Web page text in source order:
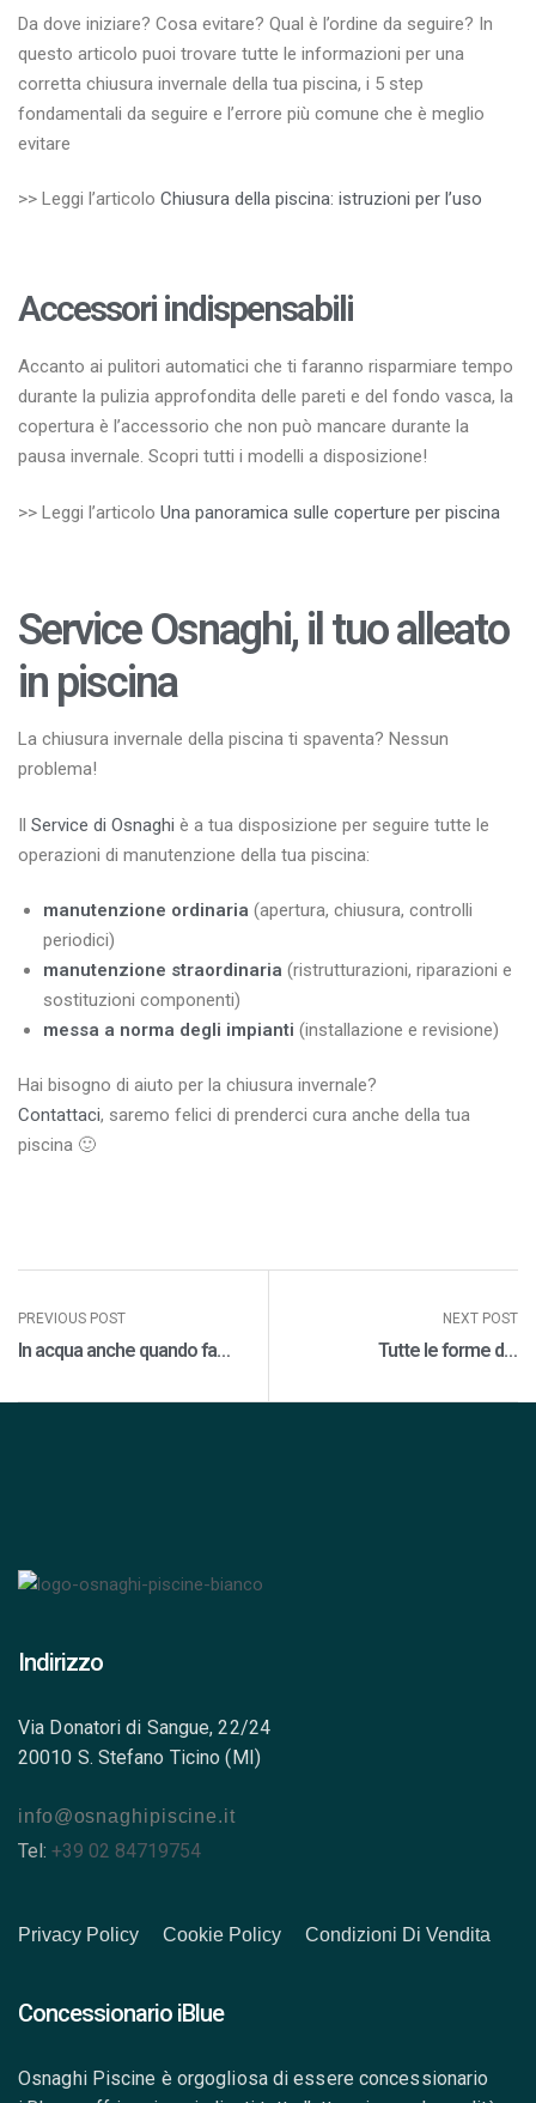
Da dove iniziare? Cosa evitare? Qual è l’ordine da seguire? In
questo articolo puoi trovare tutte le informazioni per una
corretta chiusura invernale della tua piscina, i 5 step
fondamentali da seguire e l’errore più comune che è meglio
evitare
>> Leggi l’articolo Chiusura della piscina: istruzioni per l’uso
Accessori indispensabili
Accanto ai pulitori automatici che ti faranno risparmiare tempo
durante la pulizia approfondita delle pareti e del fondo vasca, la
copertura è l’accessorio che non può mancare durante la
pausa invernale. Scopri tutti i modelli a disposizione!
>> Leggi l’articolo Una panoramica sulle coperture per piscina
Service Osnaghi, il tuo alleato
in piscina
La chiusura invernale della piscina ti spaventa? Nessun
problema!
Il Service di Osnaghi è a tua disposizione per seguire tutte le
operazioni di manutenzione della tua piscina:
manutenzione ordinaria (apertura, chiusura, controlli
periodici)
manutenzione straordinaria (ristrutturazioni, riparazioni e
sostituzioni componenti)
messa a norma degli impianti (installazione e revisione)
Hai bisogno di aiuto per la chiusura invernale?
Contattaci, saremo felici di prenderci cura anche della tua
piscina 🙂
PREVIOUS POST
In acqua anche quando fa
calore
NEXT POST
Tutte le forme del
uscire di casa
Indirizzo
Via Donatori di Sangue, 22/24
20010 S. Stefano Ticino (MI)
info@osnaghipiscine.it
Tel: +39 02 84719754
Privacy Policy Cookie Policy Condizioni Di Vendita
Concessionario iBlue
Osnaghi Piscine è orgogliosa di essere concessionario